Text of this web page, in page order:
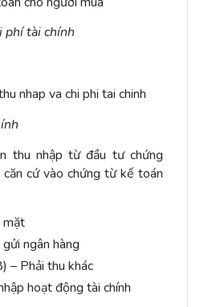
phí tài chính
thu nhập từ đầu tư chứng
cứ vào chứng từ kế toán
mặt
ngân hàng
– Phải thu khác
hoạt động tài chính